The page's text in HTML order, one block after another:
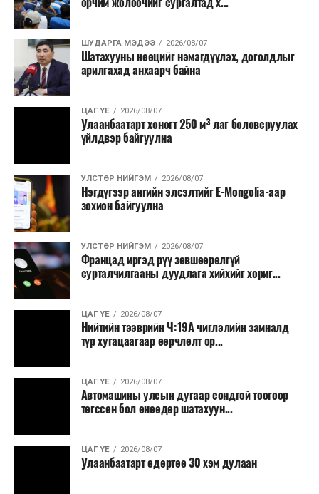
ШУДАРГА МЭДЭЭ 2026/08/07
Шатахууны нөөцийг нэмэгдүүлэх, доголдлыг
арилгахад анхаарч байна
ЦАГ ҮЕ 2026/08/07
Улаанбаатарт хоногт 250 м³ лаг боловсруулах
үйлдвэр байгуулна
УЛСТӨР НИЙГЭМ 2026/08/07
Нэгдүгээр ангийн элсэлтийг E-Mongolia-аар
зохион байгуулна
УЛСТӨР НИЙГЭМ 2026/08/07
Францад иргэд рүү зөвшөөрөлгүй
сурталчилгааны дуудлага хийхийг хориг...
ЦАГ ҮЕ 2026/08/07
Нийтийн тээврийн Ч:19А чиглэлийн замналд
түр хугацаагаар өөрчлөлт ор...
ЦАГ ҮЕ 2026/08/07
Автомашины улсын дугаар сондгой тоогоор
төгссөн бол өнөөдөр шатахуун...
ЦАГ ҮЕ 2026/08/07
Улаанбаатарт өдөртөө 30 хэм дулаан